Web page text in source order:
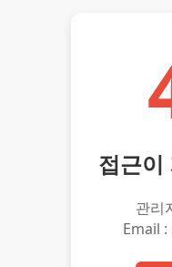
접근이
관리
Email